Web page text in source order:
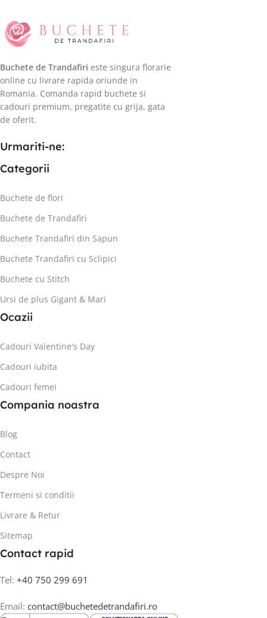
Buchete de Trandafiri este singura florarie
online cu livrare rapida oriunde in
Romania. Comanda rapid buchete si
cadouri premium, pregatite cu grija, gata
de oferit.
Urmariti-ne:
Categorii
Buchete de flori
Buchete de Trandafiri
Buchete Trandafiri din Sapun
Buchete Trandafiri cu Sclipici
Buchete cu Stitch
Ursi de plus Gigant & Mari
Ocazii
Cadouri Valentine's Day
Cadouri iubita
Cadouri femei
Compania noastra
Blog
Contact
Despre Noi
Termeni si conditii
Livrare & Retur
Sitemap
Contact rapid
Tel: +40 750 299 691
Email: contact@buchetedetrandafiri.ro